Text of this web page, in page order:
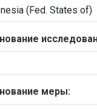
меры: